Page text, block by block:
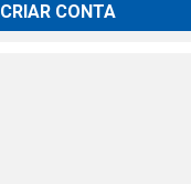
CRIAR CONTA